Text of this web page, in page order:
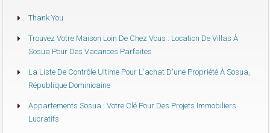
Thank You
Trouvez Votre Maison Loin De Chez Vous : Location De Villas À
Sosua Pour Des Vacances Parfaites
La Liste De Contrôle Ultime Pour L'achat D'une Propriété À Sosua,
République Dominicaine
Appartements Sosua : Votre Clé Pour Des Projets Immobiliers
Lucratifs